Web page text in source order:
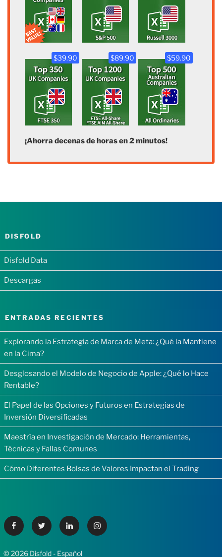
$39.90 $89.90 $59.90
¡Ahorra decenas de horas en 2 minutos!
DISFOLD
Disfold Data
Descargas
ENTRADAS RECIENTES
Explorando la Estrategia de Marca de Meta: ¿Qué la Mantiene
en la Cima?
Desglosando el Modelo de Negocio de Apple: ¿Qué lo Hace
Rentable?
El Papel de las Opciones y Futuros en Estrategias de
Inversión Diversificadas
Maestría en Investigación de Mercado: Herramientas,
Técnicas y Fallas Comunes
Cómo Diferentes Bolsas de Valores Impactan el Trading
FacebookTwitter LinkedinInstagram
© 2026 Disfold - Español